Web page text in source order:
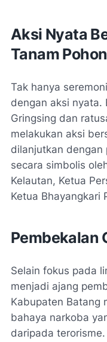
Aksi Nyata
Tanam Pohon
Tak hanya
dengan aksi nyata.
Gringsing dan
melakukan aksi
dilanjutkan dengan
secara simbolis
Kelautan, Ketua
Ketua Bhayangkari
Pembekalan
Selain fokus pada
menjadi ajang
Kabupaten Batang
bahaya narkoba
daripada